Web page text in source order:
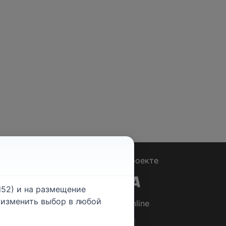
О проекте
© 2026Rabotniki.online
и на размещение
выбор в любой